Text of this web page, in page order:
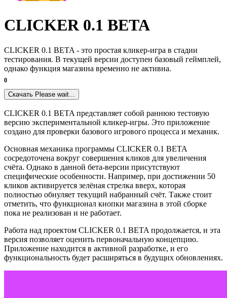
CLICKER 0.1 BETA
CLICKER 0.1 BETA - это простая кликер-игра в стадии
тестирования. В текущей версии доступен базовый геймплей,
однако функция магазина временно не активна.
0
Скачать Please wait...
CLICKER 0.1 BETA представляет собой раннюю тестовую
версию экспериментальной кликер-игры. Это приложение
создано для проверки базового игрового процесса и механик.
Основная механика программы CLICKER 0.1 BETA
сосредоточена вокруг совершения кликов для увеличения
счёта. Однако в данной бета-версии присутствуют
специфические особенности. Например, при достижении 50
кликов активируется зелёная стрелка вверх, которая
полностью обнуляет текущий набранный счёт. Также стоит
отметить, что функционал кнопки магазина в этой сборке
пока не реализован и не работает.
Работа над проектом CLICKER 0.1 BETA продолжается, и эта
версия позволяет оценить первоначальную концепцию.
Приложение находится в активной разработке, и его
функциональность будет расширяться в будущих обновлениях.